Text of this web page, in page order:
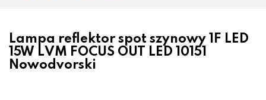
Lampa reflektor spot szynowy 1F LED
15W LVM FOCUS OUT LED 10151
Nowodvorski